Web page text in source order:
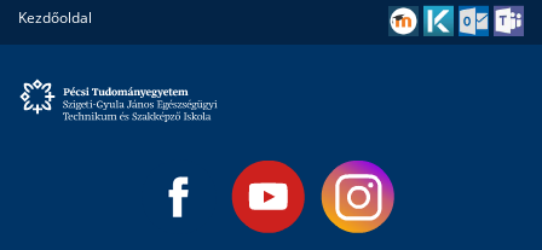
Kezdőoldal